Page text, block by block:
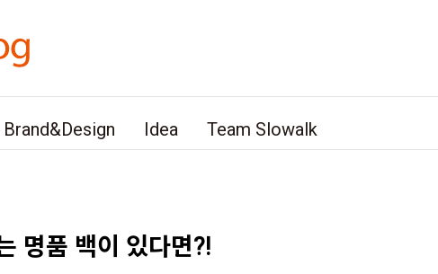
Brand&Design Idea Team Slowalk
명품 백이 있다면?!